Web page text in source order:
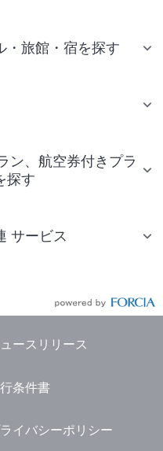
・旅館・宿を探す
ン、航空券付きプラ
探す
サービス
ースリリース
条件書
イバシーポリシー